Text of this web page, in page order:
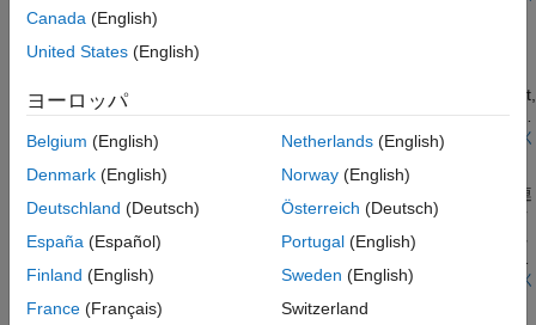
航空宇宙関連
発電
Simscape Fluids および Stateflow
リアルタイムのワークフロー
テスト ハーネスとパラメーター化
故障解析
位置ベースの機械並進ドメイン
port to the back port through the relief valve stage during
Counterbalance valves help with the load holding, load actuation,
booming cylinder. When you run the model, it generates a plot of
side of the cylinder piston.
Crane Boom Arm Test Bench
Combine hydraulics modeling in Simscape™ Fluids™ with six-
Multibody™. This example also shows how to parameterize, test,
and compare design cases for a counterbalance valve in a crane
boom arm test bench. A counterbalance valve allows an
check valve stage during cylinder rod extension, and it allows a
downstream flow from the load port to the back port through the
relief valve stage during cylinder rod retraction in the boom arm
mechanism. A counterbalance valve help with the load holding,
load actuation, speed control, and safety by controlling the piston
motion of the boom cylinder.
モデルを開く
この例では、荒加工、微細穴加工、リーマ加工という 3 つの一連
の技術的操作を実行する工作機械の作業ユニットを駆動するアク
チュエータを示します。3 つの圧力補償流量制御バルブのいずれ
エータの速度を制御します。制御ユニットで有効化される方向制
御バルブが、適切な流量制御の選択を実行します。
モデルを開く
ドリルリーマ アクチュエータ
Canada (English)
United States (English)
ヨーロッパ
Belgium (English)
Denmark (English)
Deutschland (Deutsch)
España (Español)
Finland (English)
France (Français)
Netherlands(English)
Norway(English)
Österreich (Deutsch)
Portugal(English)
Sweden (English)
Switzerland